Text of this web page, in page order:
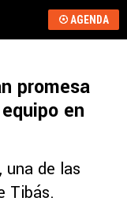
AGENDA
promesa
en
de las
Tibás.